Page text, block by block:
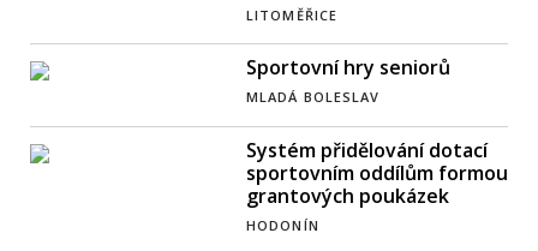
LITOMĚŘICE
Sportovní hry seniorů
MLADÁ BOLESLAV
Systém přidělování dotací
sportovním oddílům formou
grantových poukázek
HODONÍN